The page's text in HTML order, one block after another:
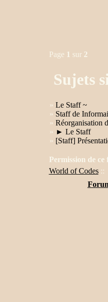
Page 1 sur 2
Sujets
» Le Staff ~
» Staff de
» Réorganisation
» ► Le Staff
» [Staff]
Permission de
World of Codes::